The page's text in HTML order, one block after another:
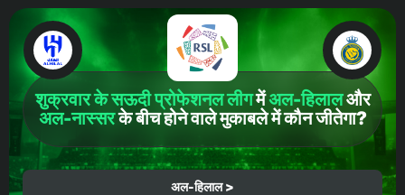
शुक्रवार के सऊदी प्रोफेशनल लीगमेंअल-हिलालऔर
अल-नास्सरके बीच होने वाले मुकाबले में कौन जीतेगा?
अल-हिलाल >